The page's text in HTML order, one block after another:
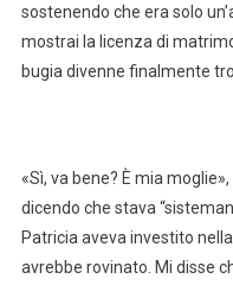
sostenendo che era solo
mostrai la licenza di
bugia divenne finalmente
«Sì, va bene? È mia
dicendo che stava
Patricia aveva investito
avrebbe rovinato. Mi disse